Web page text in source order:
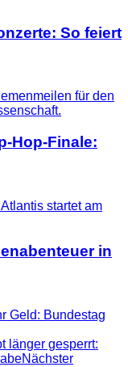
So feiert
Hop-Finale:
in
Geld: Bundestag
länger gesperrt:
Nächster